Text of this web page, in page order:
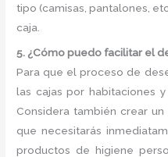
tipo (camisas, pantalones,
caja.
5. ¿Cómo puedo facilitar el
Para que el proceso de
las cajas por habitaciones
Considera también crear
que necesitarás
productos de higiene